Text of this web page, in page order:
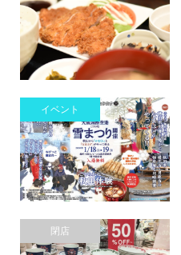
イベント
閉店